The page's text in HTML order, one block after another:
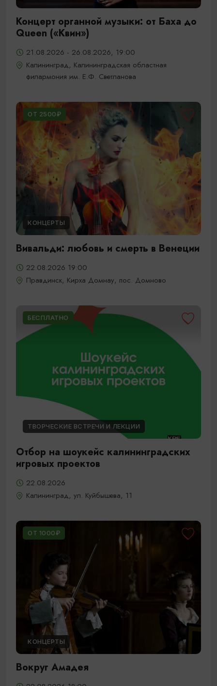
Концерт органной музыки: от Баха до
Queen («Квин»)
21.08.2026 - 26.08.2026, 19:00
Калининград, Калининградская областная
филармония им. Е.Ф. Светланова
ОТ 2500₽
КОНЦЕРТЫ
Вивальди: любовь и смерть в Венеции
22.08.2026 19:00
Правдинск, Кирха Домнау, пос. Домново
БЕСПЛАТНО
ТВОРЧЕСКИЕ ВСТРЕЧИ И ЛЕКЦИИ
Отбор на шоукейс калининградских
игровых проектов
22.08.2026
Калининград, ул. Куйбышева, 11
ОТ 1000₽
КОНЦЕРТЫ
Вокруг Амадея